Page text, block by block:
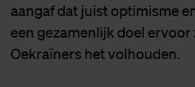
aangaf dat juist optimisme
een gezamenlijk doel
Oekraïners het volhouden.